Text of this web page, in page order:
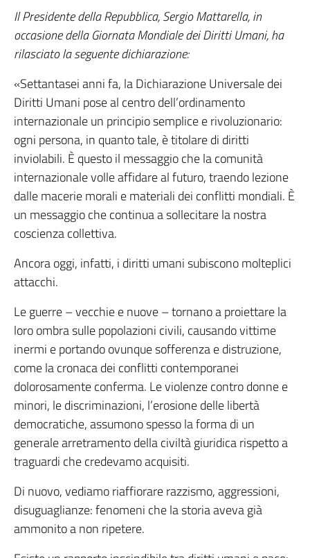
Il Presidente della Repubblica, Sergio Mattarella, in
occasione della Giornata Mondiale dei Diritti Umani, ha
rilasciato la seguente dichiarazione:
«Settantasei anni fa, la Dichiarazione Universale dei
Diritti Umani pose al centro dell’ordinamento
internazionale un principio semplice e rivoluzionario:
ogni persona, in quanto tale, è titolare di diritti
inviolabili. È questo il messaggio che la comunità
internazionale volle affidare al futuro, traendo lezione
dalle macerie morali e materiali dei conflitti mondiali. È
un messaggio che continua a sollecitare la nostra
coscienza collettiva.
Ancora oggi, infatti, i diritti umani subiscono molteplici
attacchi.
Le guerre – vecchie e nuove – tornano a proiettare la
loro ombra sulle popolazioni civili, causando vittime
inermi e portando ovunque sofferenza e distruzione,
come la cronaca dei conflitti contemporanei
dolorosamente conferma. Le violenze contro donne e
minori, le discriminazioni, l’erosione delle libertà
democratiche, assumono spesso la forma di un
generale arretramento della civiltà giuridica rispetto a
traguardi che credevamo acquisiti.
Di nuovo, vediamo riaffiorare razzismo, aggressioni,
disuguaglianze: fenomeni che la storia aveva già
ammonito a non ripetere.